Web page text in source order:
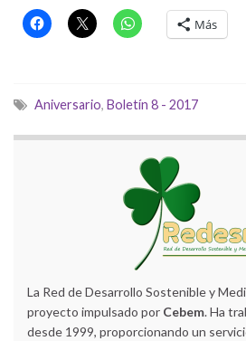
Más
Aniversario, Boletín 8 - 2017
La Red de Desarrollo Sostenible y
proyecto impulsado por Cebem. Ha
desde 1999, proporcionando un